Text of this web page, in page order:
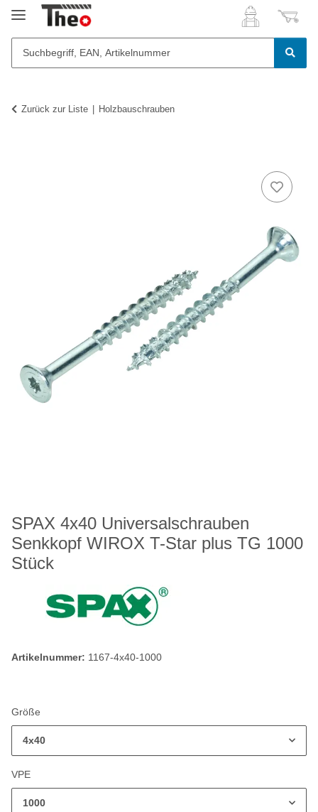
Zurück zur Liste Holzbauschrauben
SPAX 4x40 Universalschrauben
Senkkopf WIROX T-Star plus TG 1000
Stück
Artikelnummer: 1167-4x40-1000
Größe
4x40
VPE
1000